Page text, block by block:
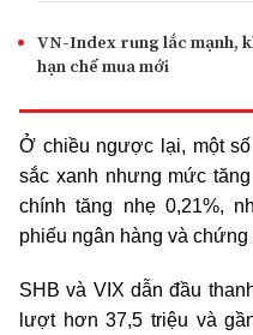
VN-Index rung lắc mạnh,
hạn chế mua mới
Ở chiều ngược lại, một
sắc xanh nhưng mức
chính tăng nhẹ 0,21%,
phiếu ngân hàng và chứng
SHB và VIX dẫn đầu
lượt hơn 37,5 triệu và